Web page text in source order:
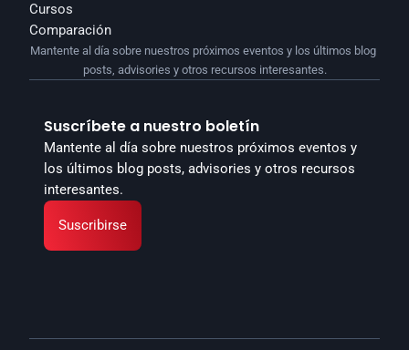
Cursos
Comparación
Suscríbete a nuestro boletín
Mantente al día sobre nuestros próximos eventos y
los últimos blog posts, advisories y otros recursos
interesantes.
Suscribirse
Mantente al día sobre nuestros próximos eventos y los últimos blog
posts, advisories y otros recursos interesantes.